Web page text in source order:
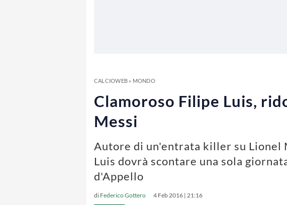
CALCIOWEB» MONDO
Clamoroso Filipe Luis,
Messi
Autore di un'entrata killer su Lionel
Luis dovrà scontare una sola
d'Appello
di Federico Gottero 4 Feb 2016 | 21:16